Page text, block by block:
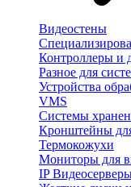
Видеостены
Контроллеры и
Разное для
Устройства
VMS
Системы
Кронштейны
Термокожухи
Мониторы для
IP